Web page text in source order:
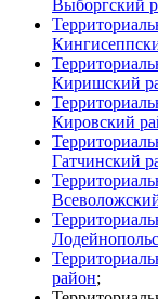
Выборгский
Киришский
Кировский
Гатчинский
район;